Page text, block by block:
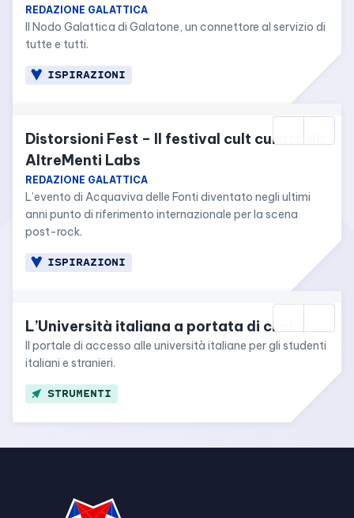
REDAZIONE GALATTICA
Il Nodo Galattica di Galatone, un connettore al servizio di
tutte e tutti.
ISPIRAZIONI
Distorsioni Fest – Il festival cult curato da
AltreMenti Labs
REDAZIONE GALATTICA
L’evento di Acquaviva delle Fonti diventato negli ultimi
anni punto di riferimento internazionale per la scena
post-rock.
ISPIRAZIONI
L’Università italiana a portata di click
Il portale di accesso alle università italiane per gli studenti
italiani e stranieri.
STRUMENTI